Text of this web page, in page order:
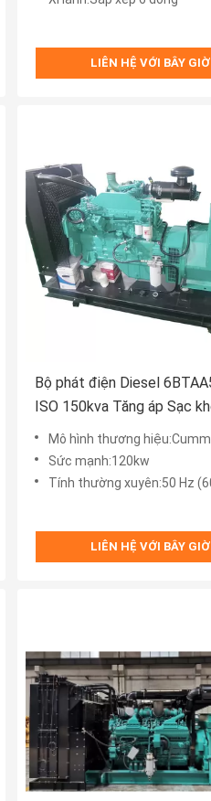
LIÊN HỆ VỚI BÂY GIỜ
Bộ phát điện Diesel
ISO 150kva Tăng áp Sạc
Làm mát bằng không khí
Mô hình thương hiệu:Cummins
Sức mạnh:120kw
Tính thường xuyên:50 Hz (60Hz
LIÊN HỆ VỚI BÂY GIỜ